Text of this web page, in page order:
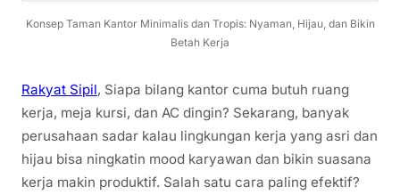
Konsep Taman Kantor Minimalis dan Tropis: Nyaman, Hijau, dan Bikin
Betah Kerja
Rakyat Sipil, Siapa bilang kantor cuma butuh ruang
kerja, meja kursi, dan AC dingin? Sekarang, banyak
perusahaan sadar kalau lingkungan kerja yang asri dan
hijau bisa ningkatin mood karyawan dan bikin suasana
kerja makin produktif. Salah satu cara paling efektif?